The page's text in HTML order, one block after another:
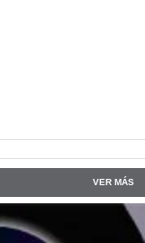
VER MÁS